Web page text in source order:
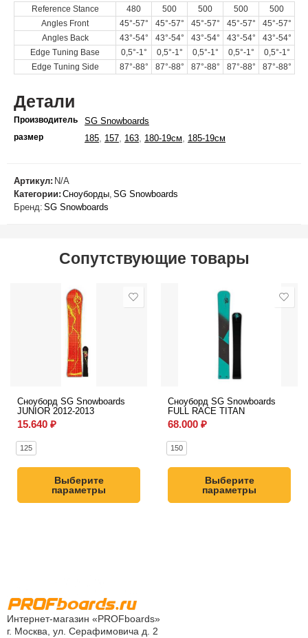
Reference Stance
480 500 500 500
500
Angles Front
45°-57° 45°-57° 45°-57° 45°-57°
45°-57°
Angles Back
43°-54° 43°-54° 43°-54° 43°-54°
43°-54°
Edge Tuning Base
0,5°-1° 0,5°-1° 0,5°-1° 0,5°-1°
0,5°-1°
Edge Tuning Side
87°-88° 87°-88° 87°-88° 87°-88° 87°-88°
Детали
Производитель SG Snowboards
размер 185 157 163 180-19см 185-19см
Артикул: N/A
Категории: Сноуборды, SG Snowboards
Бренд: SG Snowboards
Сопутствующие товары
Сноуборд SG Snowboards
JUNIOR 2012-2013
15.640 ₽
125
Выберите
параметры
Сноуборд SG Snowboards
FULL RACE TITAN
68.000 ₽
150
Выберите
параметры
Интернет-магазин «PROFboards»
г. Москва, ул. Серафимовича д. 2